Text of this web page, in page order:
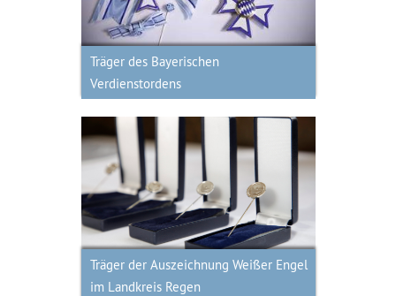
Träger des Bayerischen
Verdienstordens
Träger der Auszeichnung Weißer
Engel im Landkreis Regen
Träger der Auszeichnung Weißer Engel
im Landkreis Regen